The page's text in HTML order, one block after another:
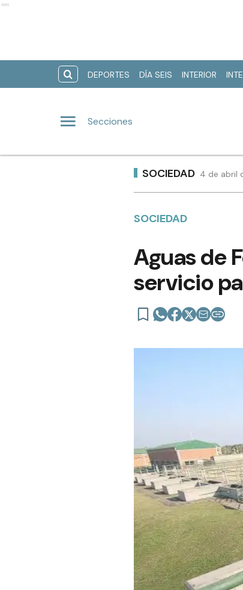
Ads
DEPORTES DÍA SEIS INTERIOR
Secciones
SOCIEDAD 4 de abril
SOCIEDAD
Aguas de
servicio